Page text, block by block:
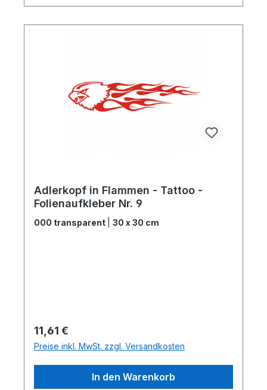
Adlerkopf in Flammen - Tattoo -
Folienaufkleber Nr. 9
000 transparent 30 x 30 cm
Regulärer Preis:
11,61 €
Preise inkl. MwSt. zzgl. Versandkosten
In den Warenkorb